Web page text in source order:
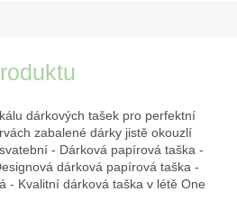
dárkových tašek pro perfektní
zabalené dárky jistě okouzlí
- Dárková papírová taška -
dárková papírová taška -
- Kvalitní dárková taška v létě One